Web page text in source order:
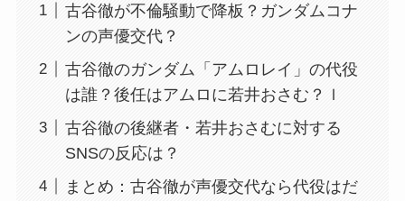
古谷徹が不倫騒動で降板？ガンダムコナ
ンの声優交代？
古谷徹のガンダム「アムロレイ」の代役
は誰？後任はアムロに若井おさむ？ｌ
古谷徹の後継者・若井おさむに対する
SNSの反応は？
まとめ：古谷徹が声優交代なら代役はだ